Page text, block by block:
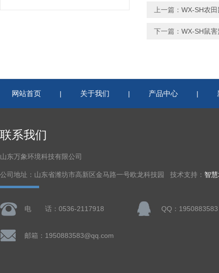
上一篇： WX-SH农
下一篇： WX-SH鼠
网站首页 | 关于我们 | 产品中心 |
联系我们
山东万象环境科技有限公司
公司地址：山东省潍坊市高新区金马路一号欧龙科技园 技术支持： 智
电 话：0536-2117918 QQ：1950883583
邮箱：1950883583@qq.com